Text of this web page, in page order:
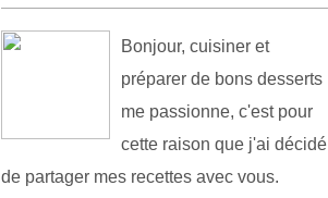
Bonjour, cuisiner et
préparer de bons desserts
me passionne, c'est pour
cette raison que j'ai décidé
de partager mes recettes avec vous.